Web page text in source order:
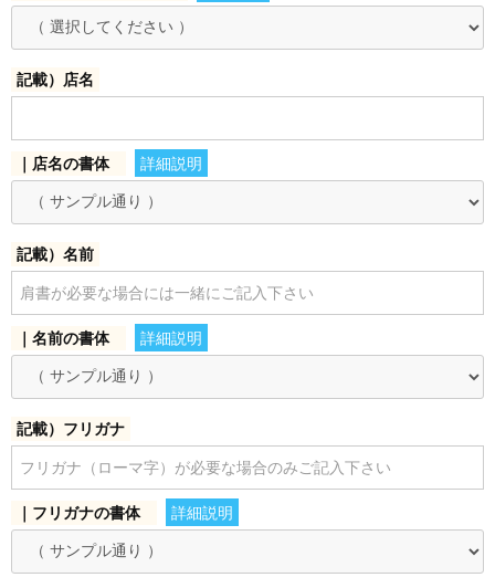
記載）店名
｜店名の書体 詳細説明
記載）名前
｜名前の書体 詳細説明
記載）フリガナ
｜フリガナの書体 詳細説明